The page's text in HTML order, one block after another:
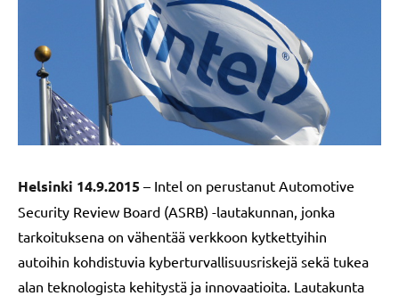
Helsinki 14.9.2015 – Intel on perustanut Automotive
Security Review Board (ASRB) -lautakunnan, jonka
tarkoituksena on vähentää verkkoon kytkettyihin
autoihin kohdistuvia kyberturvallisuusriskejä sekä tukea
alan teknologista kehitystä ja innovaatioita. Lautakunta